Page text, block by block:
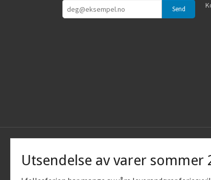
Utsendelse av varer sommer